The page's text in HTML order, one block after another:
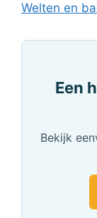
Welten en
Een
Bekijk